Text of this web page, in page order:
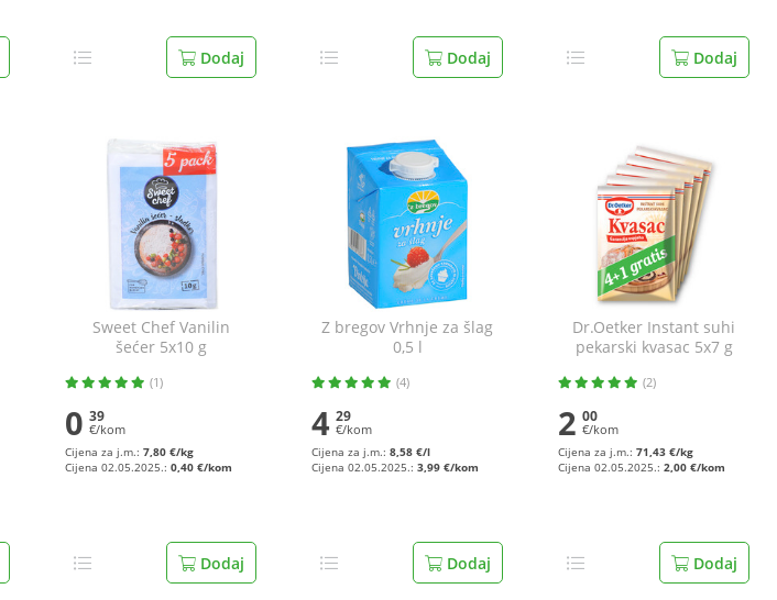
Dodaj Dodaj Dodaj
Sweet Chef Vanilin
šećer 5x10 g
(1)
0 39
€/kom
Cijena za j.m.: 7,80 €/kg
Cijena 02.05.2025.: 0,40 €/kom
Dodaj
Z bregov Vrhnje za šlag
0,5 l
(4)
4 29
€/kom
Cijena za j.m.: 8,58 €/l
Cijena 02.05.2025.: 3,99 €/kom
Dodaj
Dr.Oetker Instant suhi
pekarski kvasac 5x7 g
(2)
2 00
€/kom
Cijena za j.m.: 71,43 €/kg
Cijena 02.05.2025.: 2,00 €/kom
Dodaj